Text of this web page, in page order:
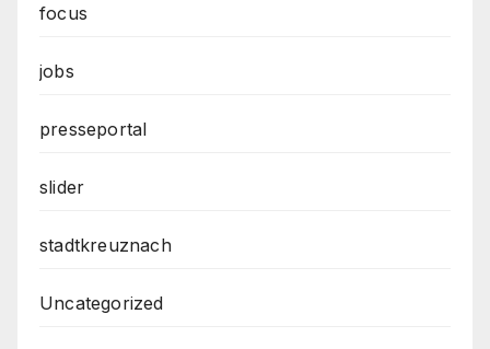
focus
jobs
presseportal
slider
stadtkreuznach
Uncategorized